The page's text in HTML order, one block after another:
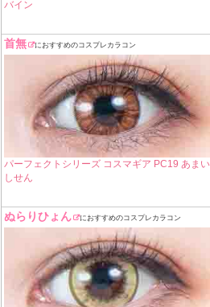
バイン
首無 におすすめのコスプレカラコン
パーフェクトシリーズ コスマギア PC19 あまい
しせん
ぬらりひょん におすすめのコスプレカラコン